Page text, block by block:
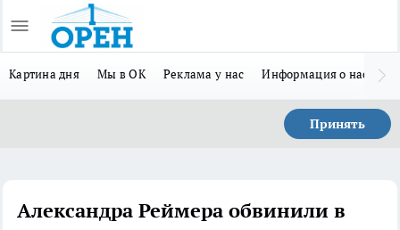
Картина дня Мы в ОК Реклама у нас Информация о нас
Принять
Александра Реймера обвинили в